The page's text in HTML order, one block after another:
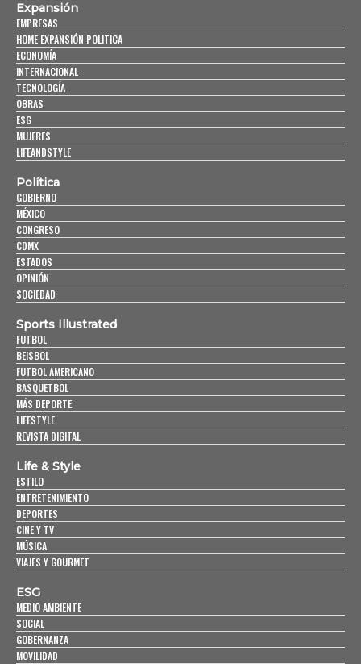
Expansión
EMPRESAS
HOME EXPANSIÓN POLITICA
ECONOMÍA
INTERNACIONAL
TECNOLOGÍA
OBRAS
ESG
MUJERES
LIFEANDSTYLE
Política
GOBIERNO
MÉXICO
CONGRESO
CDMX
ESTADOS
OPINIÓN
SOCIEDAD
Sports Illustrated
FUTBOL
BEISBOL
FUTBOL AMERICANO
BASQUETBOL
MÁS DEPORTE
LIFESTYLE
REVISTA DIGITAL
Life & Style
ESTILO
ENTRETENIMIENTO
DEPORTES
CINE Y TV
MÚSICA
VIAJES Y GOURMET
ESG
MEDIO AMBIENTE
SOCIAL
GOBERNANZA
MOVILIDAD